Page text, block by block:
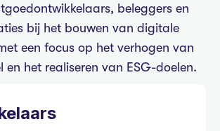
beleggers en
bij het bouwen van digitale
een focus op het verhogen van
en het realiseren van ESG-doelen.